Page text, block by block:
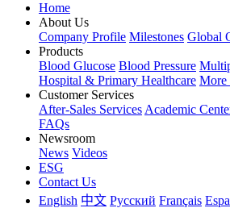
Home
About Us
Company Profile Milestones Global
Products
Blood Glucose Blood Pressure
Hospital & Primary Healthcare More
Customer Services
After-Sales Services Academic
FAQs
Newsroom
News Videos
ESG
Contact Us
English 中文 Русский Français